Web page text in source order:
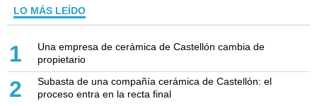
LO MÁS LEÍDO
1
Una empresa de cerámica de Castellón cambia de
propietario
2
Subasta de una compañía cerámica de Castellón: el
proceso entra en la recta final